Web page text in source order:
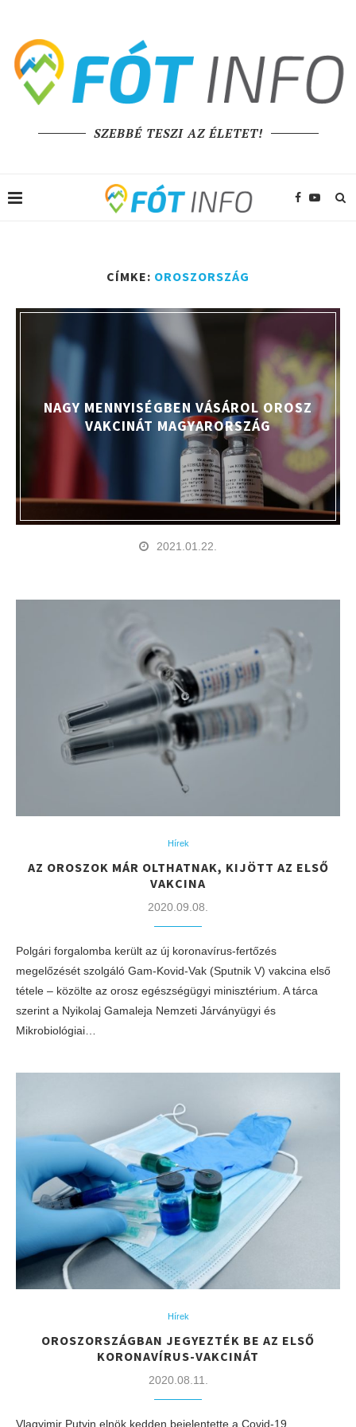
SZEBBÉ TESZI AZ ÉLETET!
CÍMKE: OROSZORSZÁG
NAGY MENNYISÉGBEN VÁSÁROL OROSZ
VAKCINÁT MAGYARORSZÁG
2021.01.22.
Hírek
AZ OROSZOK MÁR OLTHATNAK, KIJÖTT AZ ELSŐ
VAKCINA
2020.09.08.
Polgári forgalomba került az új koronavírus-fertőzés
megelőzését szolgáló Gam-Kovid-Vak (Sputnik V) vakcina első
tétele – közölte az orosz egészségügyi minisztérium. A tárca
szerint a Nyikolaj Gamaleja Nemzeti Járványügyi és
Mikrobiológiai…
Hírek
OROSZORSZÁGBAN JEGYEZTÉK BE AZ ELSŐ
KORONAVÍRUS-VAKCINÁT
2020.08.11.
Vlagyimir Putyin elnök kedden bejelentette a Covid-19